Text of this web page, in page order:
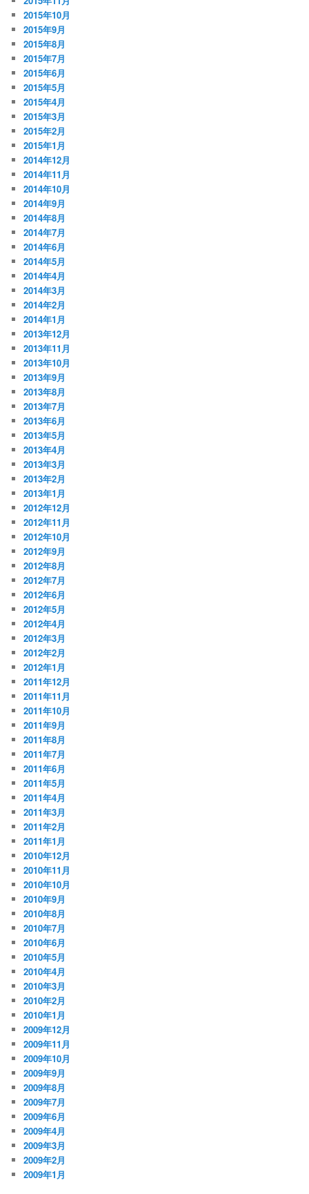
2015年10月
2015年9月
2015年8月
2015年7月
2015年6月
2015年5月
2015年4月
2015年3月
2015年2月
2015年1月
2014年12月
2014年11月
2014年10月
2014年9月
2014年8月
2014年7月
2014年6月
2014年5月
2014年4月
2014年3月
2014年2月
2014年1月
2013年12月
2013年11月
2013年10月
2013年9月
2013年8月
2013年7月
2013年6月
2013年5月
2013年4月
2013年3月
2013年2月
2013年1月
2012年12月
2012年11月
2012年10月
2012年9月
2012年8月
2012年7月
2012年6月
2012年5月
2012年4月
2012年3月
2012年2月
2012年1月
2011年12月
2011年11月
2011年10月
2011年9月
2011年8月
2011年7月
2011年6月
2011年5月
2011年4月
2011年3月
2011年2月
2011年1月
2010年12月
2010年11月
2010年10月
2010年9月
2010年8月
2010年7月
2010年6月
2010年5月
2010年4月
2010年3月
2010年2月
2010年1月
2009年12月
2009年11月
2009年10月
2009年9月
2009年8月
2009年7月
2009年6月
2009年4月
2009年3月
2009年2月
2009年1月